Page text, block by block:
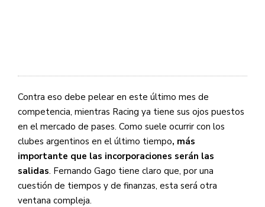
Contra eso debe pelear en este último mes de
competencia, mientras Racing ya tiene sus ojos puestos
en el mercado de pases. Como suele ocurrir con los
clubes argentinos en el último tiempo, más
importante que las incorporaciones serán las
salidas. Fernando Gago tiene claro que, por una
cuestión de tiempos y de finanzas, esta será otra
ventana compleja.